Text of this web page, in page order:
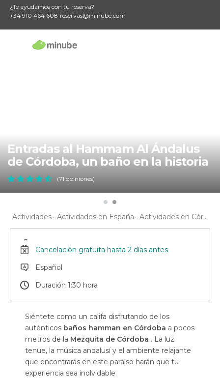
¿Te ayudamos con tu reserva?
+34 910 464 608 reservas@minube.com
Entradas al Hammam Al Ándalus
de Córdoba, un baño en la historia
(71 opiniones)
Actividades Actividades en España Actividades en Córdoba
Cancelación gratuita hasta 2 días antes
Español
Duración 1:30 hora
Siéntete como un califa disfrutando de los
auténticos baños hamman en Córdoba a pocos
metros de la Mezquita de Córdoba . La luz
tenue, la música andalusí y el ambiente relajante
que encontrarás en este paraíso harán que tu
experiencia sea inolvidable.